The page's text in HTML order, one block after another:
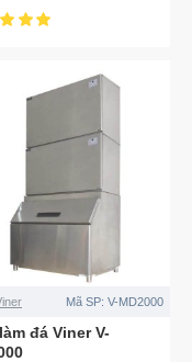
Mã SP: V-MD2000
đá Viner V-